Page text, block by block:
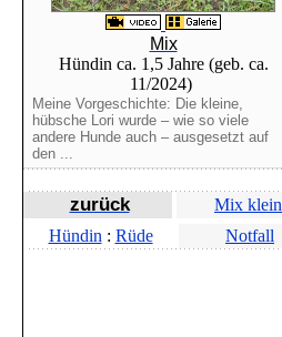
Mix
Hündin ca. 1,5 Jahre (geb. ca.
11/2024)
Meine Vorgeschichte: Die kleine,
hübsche Lori wurde – wie so viele
andere Hunde auch – ausgesetzt auf
den ...
zurück Mix klein
Hündin : Rüde Notfall